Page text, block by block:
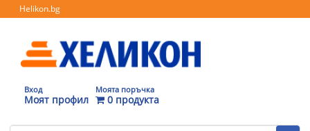
Helikon.bg
Вход
Моят профил
Моята поръчка
0 продукта